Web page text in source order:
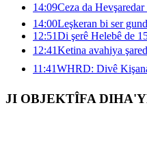
14:09Ceza da
14:00Leşkeran bi ser
12:51Di şerê Helebê de
12:41Ketina avahiya
11:41WHRD: Divê
JI OBJEKTÎFA